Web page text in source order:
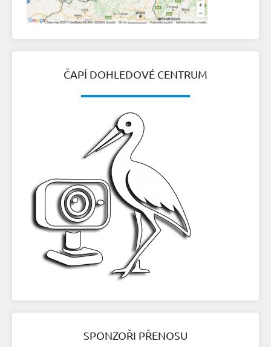
ČAPÍ DOHLEDOVÉ CENTRUM
SPONZOŘI PŘENOSU